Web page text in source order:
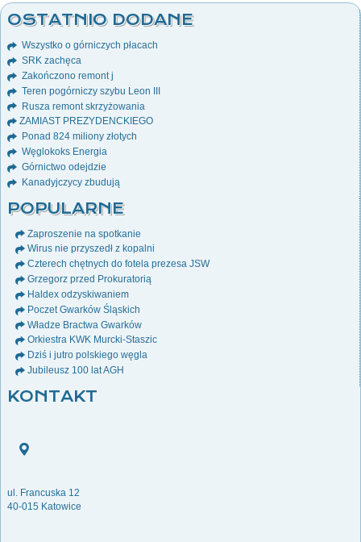
OSTATNIO DODANE
Wszystko o górniczych płacach
SRK zachęca
Zakończono remont j
Teren pogórniczy szybu Leon III
Rusza remont skrzyżowania
ZAMIAST PREZYDENCKIEGO
Ponad 824 miliony złotych
Węglokoks Energia
Górnictwo odejdzie
Kanadyjczycy zbudują
POPULARNE
Zaproszenie na spotkanie
Wirus nie przyszedł z kopalni
Czterech chętnych do fotela prezesa JSW
Grzegorz przed Prokuratorią
Haldex odzyskiwaniem
Poczet Gwarków Śląskich
Władze Bractwa Gwarków
Orkiestra KWK Murcki-Staszic
Dziś i jutro polskiego węgla
Jubileusz 100 lat AGH
KONTAKT
ul. Francuska 12
40-015 Katowice